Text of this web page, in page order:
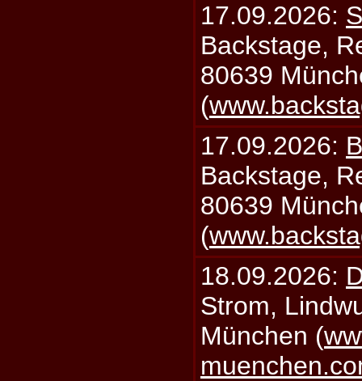
17.09.2026:
Backstage,
80639
(
17.09.2026:
Backstage,
80639
(
18.09.2026:
Strom,
München (